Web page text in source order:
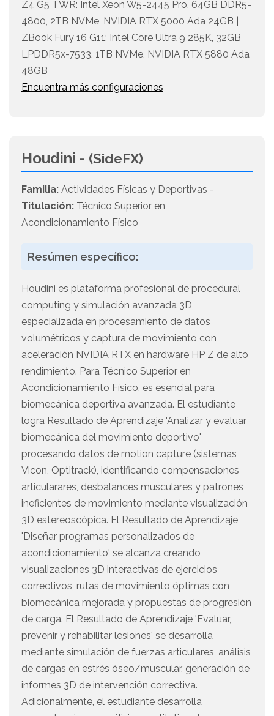
Z4 G5 TWR: Intel Xeon W5-2445 Pro, 64GB DDR5-
4800, 2TB NVMe, NVIDIA RTX 5000 Ada 24GB |
ZBook Fury 16 G11: Intel Core Ultra 9 285K, 32GB
LPDDR5x-7533, 1TB NVMe, NVIDIA RTX 5880 Ada
48GB
Encuentra más configuraciones
Houdini - (SideFX)
Familia: Actividades Físicas y Deportivas -
Titulación: Técnico Superior en
Acondicionamiento Físico
Resúmen específico:
Houdini es plataforma profesional de procedural
computing y simulación avanzada 3D,
especializada en procesamiento de datos
volumétricos y captura de movimiento con
aceleración NVIDIA RTX en hardware HP Z de alto
rendimiento. Para Técnico Superior en
Acondicionamiento Físico, es esencial para
biomecánica deportiva avanzada. El estudiante
logra Resultado de Aprendizaje 'Analizar y evaluar
biomecánica del movimiento deportivo'
procesando datos de motion capture (sistemas
Vicon, Optitrack), identificando compensaciones
articularares, desbalances musculares y patrones
ineficientes de movimiento mediante visualización
3D estereoscópica. El Resultado de Aprendizaje
'Diseñar programas personalizados de
acondicionamiento' se alcanza creando
visualizaciones 3D interactivas de ejercicios
correctivos, rutas de movimiento óptimas con
biomecánica mejorada y propuestas de progresión
de carga. El Resultado de Aprendizaje 'Evaluar,
prevenir y rehabilitar lesiones' se desarrolla
mediante simulación de fuerzas articulares, análisis
de cargas en estrés óseo/muscular, generación de
informes 3D de intervención correctiva.
Adicionalmente, el estudiante desarrolla